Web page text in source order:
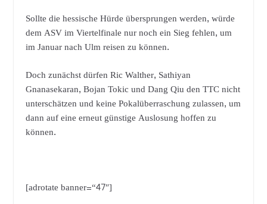
Sollte die hessische Hürde übersprungen werden, würde
dem ASV im Viertelfinale nur noch ein Sieg fehlen, um
im Januar nach Ulm reisen zu können.
Doch zunächst dürfen Ric Walther, Sathiyan
Gnanasekaran, Bojan Tokic und Dang Qiu den TTC nicht
unterschätzen und keine Pokalüberraschung zulassen, um
dann auf eine erneut günstige Auslosung hoffen zu
können.
[adrotate banner=“47″]